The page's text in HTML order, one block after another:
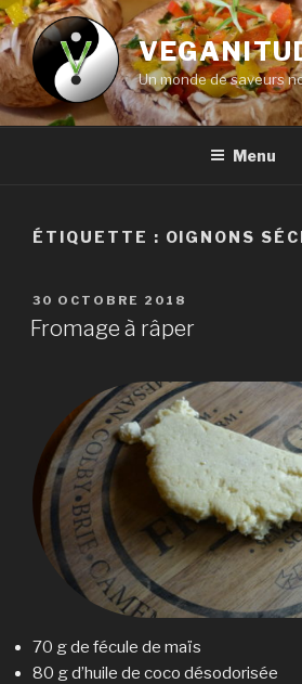
Aller
au
contenu
principal
Un monde de saveurs
Menu
ÉTIQUETTE : OIGNONS
PUBLIÉ
LE
30 OCTOBRE 2018
Fromage à râper
70 g de fécule de maïs
80 g d’huile de coco désodorisée